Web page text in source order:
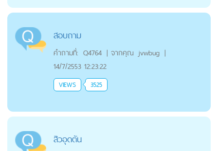
สอบถาม
คำถามที่: Q4764 | จากคุณ jvwbug |
14/7/2553 12:23:22
VIEWS 3525
สิวอุดตัน